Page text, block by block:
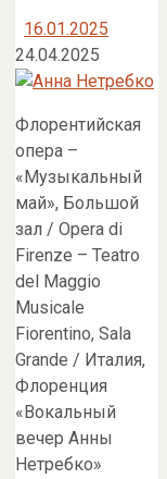
16.01.2025
24.04.2025
Флорентийская
опера –
«Музыкальный
май», Большой
зал / Opera di
Firenze – Teatro
del Maggio
Musicale
Fiorentino, Sala
Grande / Италия,
Флоренция
«Вокальный
вечер Анны
Нетребко»